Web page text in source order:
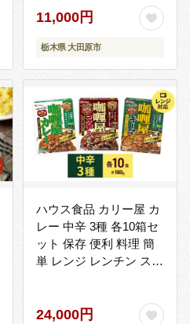
11,000円
栃木県 大田原市
ハウス食品 カリー屋 カ
レー 中辛 3種 各10箱セ
ット 保存 便利 料理 簡
単 レンジ レンチン スパ
24,000円